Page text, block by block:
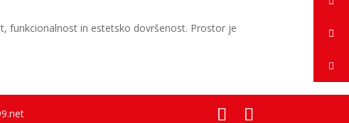
funkcionalnost in estetsko dovršenost. Prostor je